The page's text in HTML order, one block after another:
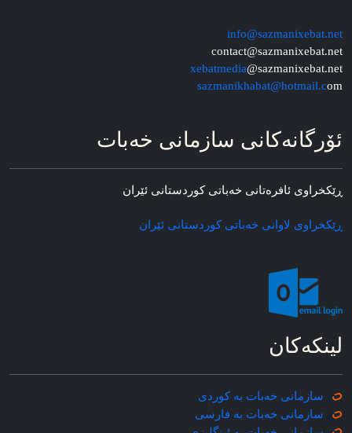
info@sazmanixebat.net
contact@sazmanixebat.net
xebatmedia@sazmanixebat.net
sazmanikhabat@hotmail.com
ئۆرگانه‌کانی سازمانی خه‌بات
ڕێکخراوی ئافره‌تانی خه‌باتی کوردستانی ئێران
ڕێکخراوی لاوانی خه‌باتی کوردستانی ئێران
لینکه‌کان
سازمانی خه‌بات به کوردی
سازمانی خه‌بات به فارسی